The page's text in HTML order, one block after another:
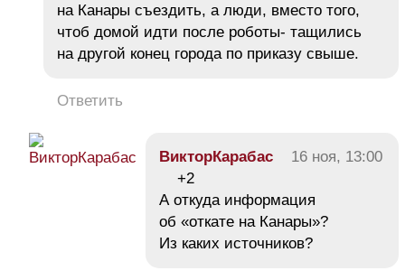
на Канары съездить, а люди, вместо того,
чтоб домой идти после роботы- тащились
на другой конец города по приказу свыше.
Ответить
ВикторКарабас
16 ноя, 13:00
+2
А откуда информация
об «откате на Канары»?
Из каких источников?